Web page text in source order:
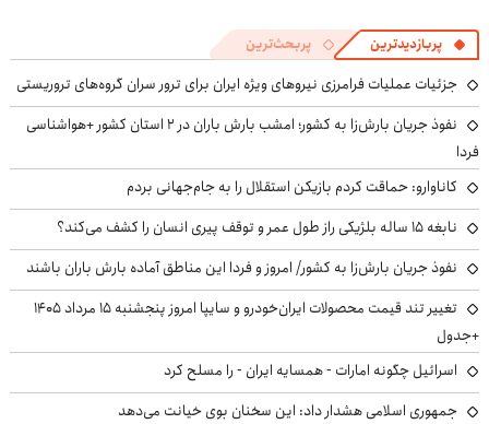
پربازدیدترین پربحث‌ترین
جزئیات عملیات فرامرزی نیروهای ویژه ایران برای ترور سران گروه‌های تروریستی
نفوذ جریان بارش‌زا به کشور؛ امشب بارش باران در ۲ استان کشور +هواشناسی
فردا
کاناوارو: حماقت کردم بازیکن استقلال را به جام‌جهانی بردم
نابغه ۱۵ ساله بلژیکی راز طول عمر و توقف پیری انسان را کشف می‌کند؟
نفوذ جریان بارش‌زا به کشور/ امروز و فردا این مناطق آماده بارش باران باشند
تغییر تند قیمت محصولات ایران‌خودرو و سایپا امروز پنجشنبه ۱۵ مرداد ۱۴۰۵
+جدول
اسرائیل چگونه امارات - همسایه ایران - را مسلح کرد
جمهوری اسلامی هشدار داد: این سخنان بوی خیانت می‌دهد